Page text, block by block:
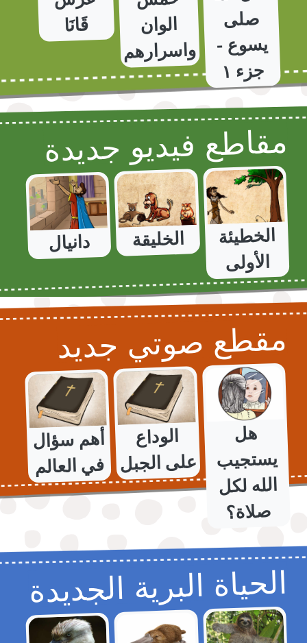
صلى
جزء ١
الوان
واسرارهم
قَانَا
مقاطع فيديو جديدة
الخطيئة
الأولى
الخليقة دانيال
مقطع صوتي جديد
هل
يستجيب
الله لكل
صلاة؟
الوداع
على الجبل
أهم سؤال
في العالم
الحياة البرية الجديدة